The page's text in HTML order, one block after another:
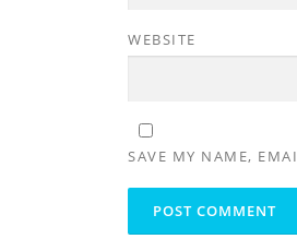
WEBSITE
SAVE MY NAME,